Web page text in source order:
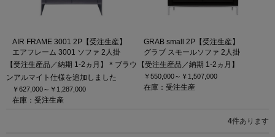
AIR FRAME 3001 2P【受注生産】
エアフレーム 3001 ソファ 2人掛
【受注生産品／納期 1-2ヵ月】＊ブラウ
ンアルマイト仕様を追加しました
￥627,000～ ￥1,287,000
在庫：受注生産
GRAB small 2P【受注生産】
グラブ スモールソファ 2人掛
【受注生産品／納期 1-2ヵ月】
￥550,000～ ￥1,507,000
在庫：受注生産
4件あります